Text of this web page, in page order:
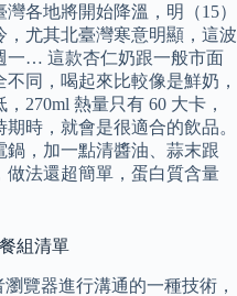
各地將開始降溫，明（15）
，尤其北臺灣寒意明顯，這波
一… 這款杏仁奶跟一般市面
同，喝起來比較像是鮮奶，
270ml 熱量只有 60 大卡，
時，就會是很適合的飲品。
，加一點清醬油、蒜末跟
法還超簡單，蛋白質含量
組清單
覽器進行溝通的一種技術，